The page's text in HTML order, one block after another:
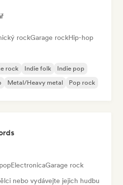
rockGarage rockHip-hop
rock Indie folk
Indie pop
Metal/Heavy metal Pop rock
ElectronicaGarage rock
nebo vydávejte jejich hudbu